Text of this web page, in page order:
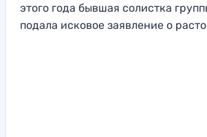
этого года бывшая солистка
подала исковое заявление о